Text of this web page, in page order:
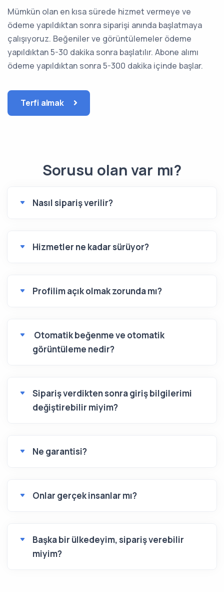
Mümkün olan en kısa sürede hizmet vermeye ve
ödeme yapıldıktan sonra siparişi anında başlatmaya
çalışıyoruz. Beğeniler ve görüntülemeler ödeme
yapıldıktan 5-30 dakika sonra başlatılır. Abone alımı
ödeme yapıldıktan sonra 5-300 dakika içinde başlar.
Terfi almak
Sorusu olan var mı?
Nasıl sipariş verilir?
Hizmetler ne kadar sürüyor?
Profilim açık olmak zorunda mı?
Otomatik beğenme ve otomatik
görüntüleme nedir?
Sipariş verdikten sonra giriş bilgilerimi
değiştirebilir miyim?
Ne garantisi?
Onlar gerçek insanlar mı?
Başka bir ülkedeyim, sipariş verebilir
miyim?